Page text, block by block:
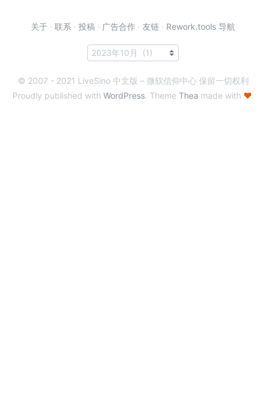
关于 · 联系 · 投稿 · 广告合作 · 友链 · Rework.tools 导航
© 2007 - 2021 LiveSino 中文版 – 微软信仰中心 保留一切权利
Proudly published with WordPress. Theme Thea made with ♥.